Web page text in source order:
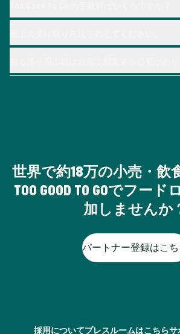
世界で約18万の小売・飲
TOO GOOD TO GOでフー
加しませんか
パートナー登録はこち
採用について プレスルームはこちらサ